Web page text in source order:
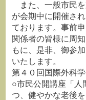
また、一般市民を
が会期中に開催さ
ております。事前
関係者の皆様に周
もに、是非、御参
いたします。
第４０回国際外科
○市民公開講座「人
つ、健やかな老後を